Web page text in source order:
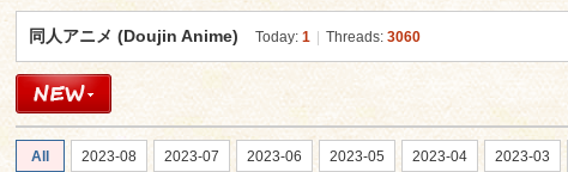
» ›
同人アニメ (Doujin Anime) Today:1 Threads:3060
All 2023-08 2023-07 2023-06 2023-05 2023-04 2023-03